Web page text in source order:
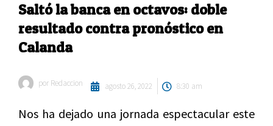
Saltó la banca en octavos: doble
resultado contra pronóstico en
Calanda
por Redaccion agosto 26, 2022 8:30 am
Nos ha dejado una jornada espectacular este